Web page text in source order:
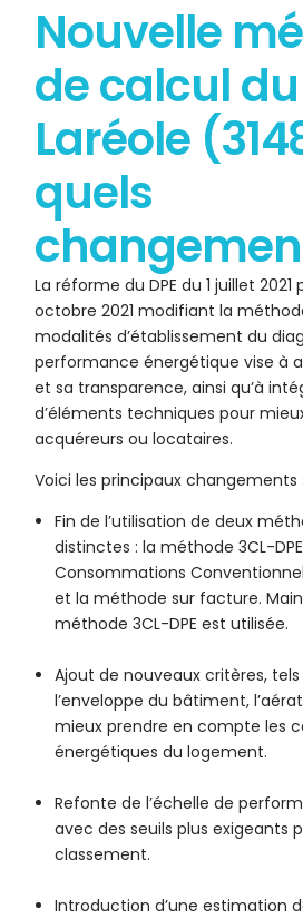
Nouvelle
de calcul du
Laréole
quels
La réforme du DPE du 1 juillet 2021
octobre 2021 modifiant la
modalités d’établissement du
performance énergétique vise à
et sa transparence, ainsi qu’à
d’éléments techniques pour
acquéreurs ou locataires.
Voici les principaux changements :
Fin de l’utilisation de deux
distinctes : la méthode 3CL-
Consommations
et la méthode sur facture.
méthode 3CL-DPE est utilisée.
Ajout de nouveaux critères,
l’enveloppe du bâtiment,
mieux prendre en compte les
énergétiques du logement.
Refonte de l’échelle de
avec des seuils plus exigeants
classement.
Introduction d’une estimation